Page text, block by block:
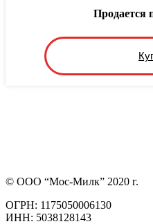
Продается
© ООО “Мос-Милк” 2020 г.
ОГРН: 1175050006130
ИНН: 5038128143